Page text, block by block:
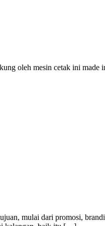
oleh mesin cetak ini made
mulai dari promosi,